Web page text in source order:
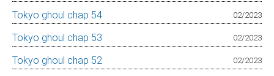
Tokyo ghoul chap 54 02/2023
Tokyo ghoul chap 53 02/2023
Tokyo ghoul chap 52 02/2023